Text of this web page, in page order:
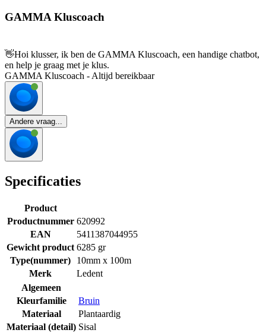
GAMMA Kluscoach
👋Hoi klusser, ik ben de GAMMA Kluscoach, een handige chatbot,
en help je graag met je klus.
GAMMA Kluscoach - Altijd bereikbaar
Andere vraag...
Specificaties
Product
Productnummer 620992
EAN
5411387044955
Gewicht product 6285 gr
Type(nummer)
10mm x 100m
Merk
Ledent
Algemeen
Kleurfamilie
Bruin
Materiaal
Plantaardig
Materiaal (detail) Sisal